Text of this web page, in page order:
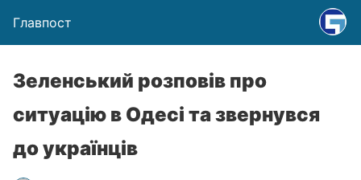
Главпост
Зеленський розповів про
ситуацію в Одесі та звернувся
до українців